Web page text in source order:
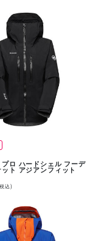
プロ ハードシェル フーデ
ト アジアンフィット
込)